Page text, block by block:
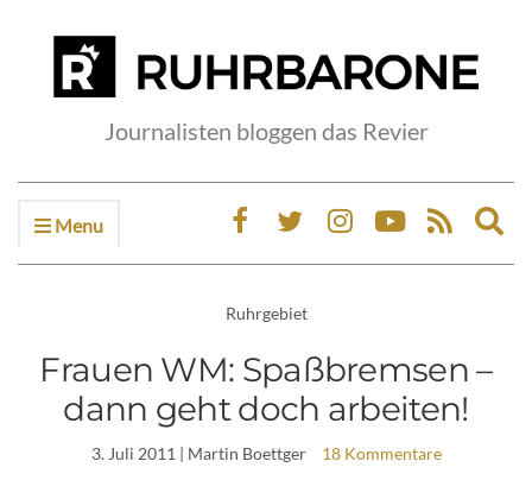
Journalisten bloggen das Revier
Menu
Ruhrgebiet
Frauen WM: Spaßbremsen –
dann geht doch arbeiten!
3. Juli 2011 | Martin Boettger 18 Kommentare